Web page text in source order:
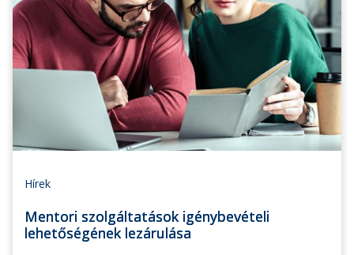
Hírek
Mentori szolgáltatások igénybevételi
lehetőségének lezárulása